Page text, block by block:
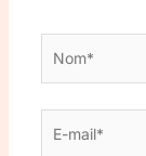
mail*